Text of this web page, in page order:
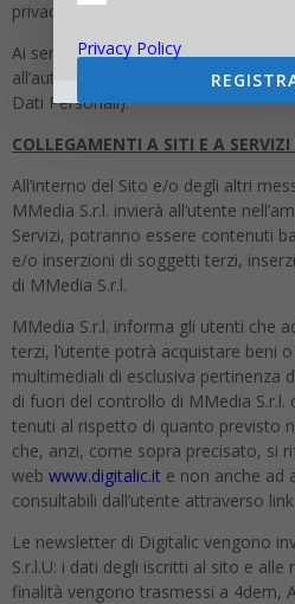
privacy@mmedia.info.
Ai sensi dell’art. 77 GDPR, infine,
all’autorità di controllo competente
Dati Personali).
COLLEGAMENTI A SITI E A
All’interno del Sito e/o degli altri
MMedia S.r.l. invierà all’utente
Servizi, potranno essere contenuti
e/o inserzioni di soggetti terzi,
di MMedia S.r.l.
MMedia S.r.l. informa gli utenti che
terzi, l’utente potrà acquistare beni
multimediali di esclusiva pertinenza
di fuori del controllo di MMedia
tenuti al rispetto di quanto previsto
che, anzi, come sopra precisato, si
web www.digitalic.it e non anche ad
consultabili dall’utente attraverso
Le newsletter di Digitalic vengono
S.r.l.U: i dati degli iscritti al sito e
finalità vengono trasmessi a 4dem,
Privacy Policy